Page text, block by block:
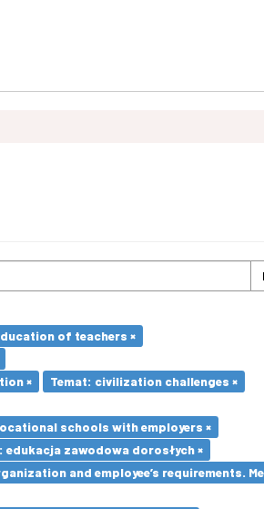
of teachers ×
×
Temat: civilization challenges ×
schools with employers ×
edukacja zawodowa dorosłych ×
and employee’s requirements.